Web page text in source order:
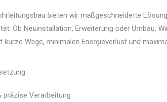
bieten wir maßgeschneiderte
Ob Neuinstallation, Erweiterung oder Umbau:
Wege, minimalen Energieverlust und
präzise Verarbeitung